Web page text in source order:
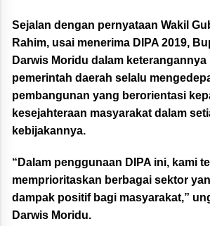
Sejalan dengan pernyataan Wakil
Rahim, usai menerima DIPA 2019,
Darwis Moridu dalam
pemerintah daerah selalu
pembangunan yang berorientasi
kesejahteraan masyarakat dalam
kebijakannya.
“Dalam penggunaan DIPA ini, kami
memprioritaskan berbagai sektor
dampak positif bagi masyarakat,”
Darwis Moridu.